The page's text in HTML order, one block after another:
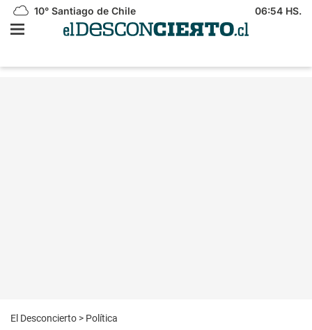
10° Santiago de Chile 06:54 HS.
El Desconcierto > Política